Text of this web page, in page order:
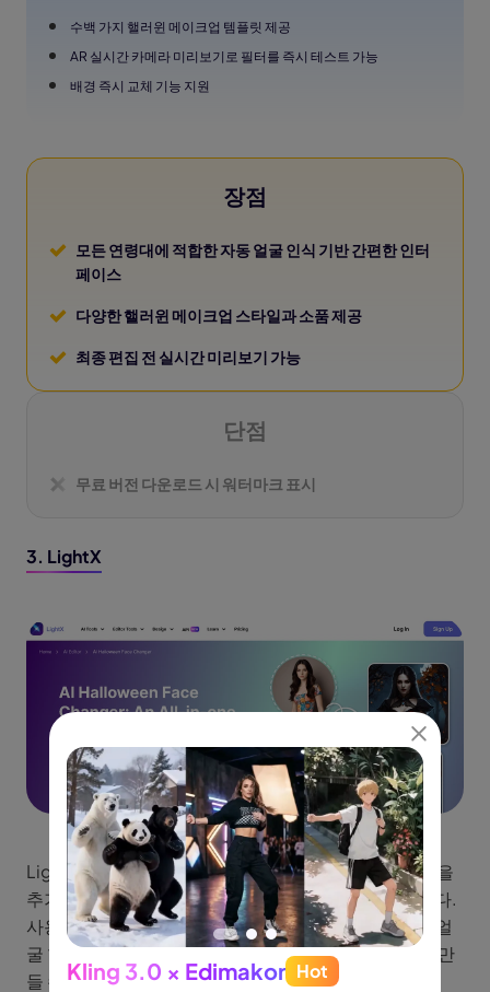
수백 가지 핼러윈 메이크업 템플릿 제공
AR 실시간 카메라 미리보기로 필터를 즉시 테스트 가능
배경 즉시 교체 기능 지원
장점
모든 연령대에 적합한 자동 얼굴 인식 기반 간편한 인터
페이스
다양한 핼러윈 메이크업 스타일과 소품 제공
최종 편집 전 실시간 미리보기 가능
단점
무료 버전 다운로드 시 워터마크 표시
3. LightX
LightX는 유연한 사진 편집기로, 사진이나 영상에 유령을
추가하고 상상력 있는 핼러윈 효과를 적용할 수 있습니다.
사용자는 으스스한 필터를 적용하고 배경을 변경하며, 얼
굴 합성을 통해 자연스러운 핼러윈 얼굴 바꾸기 효과를 만
들 수 있습니다.
Kling 3.0 × Edimakor Hot